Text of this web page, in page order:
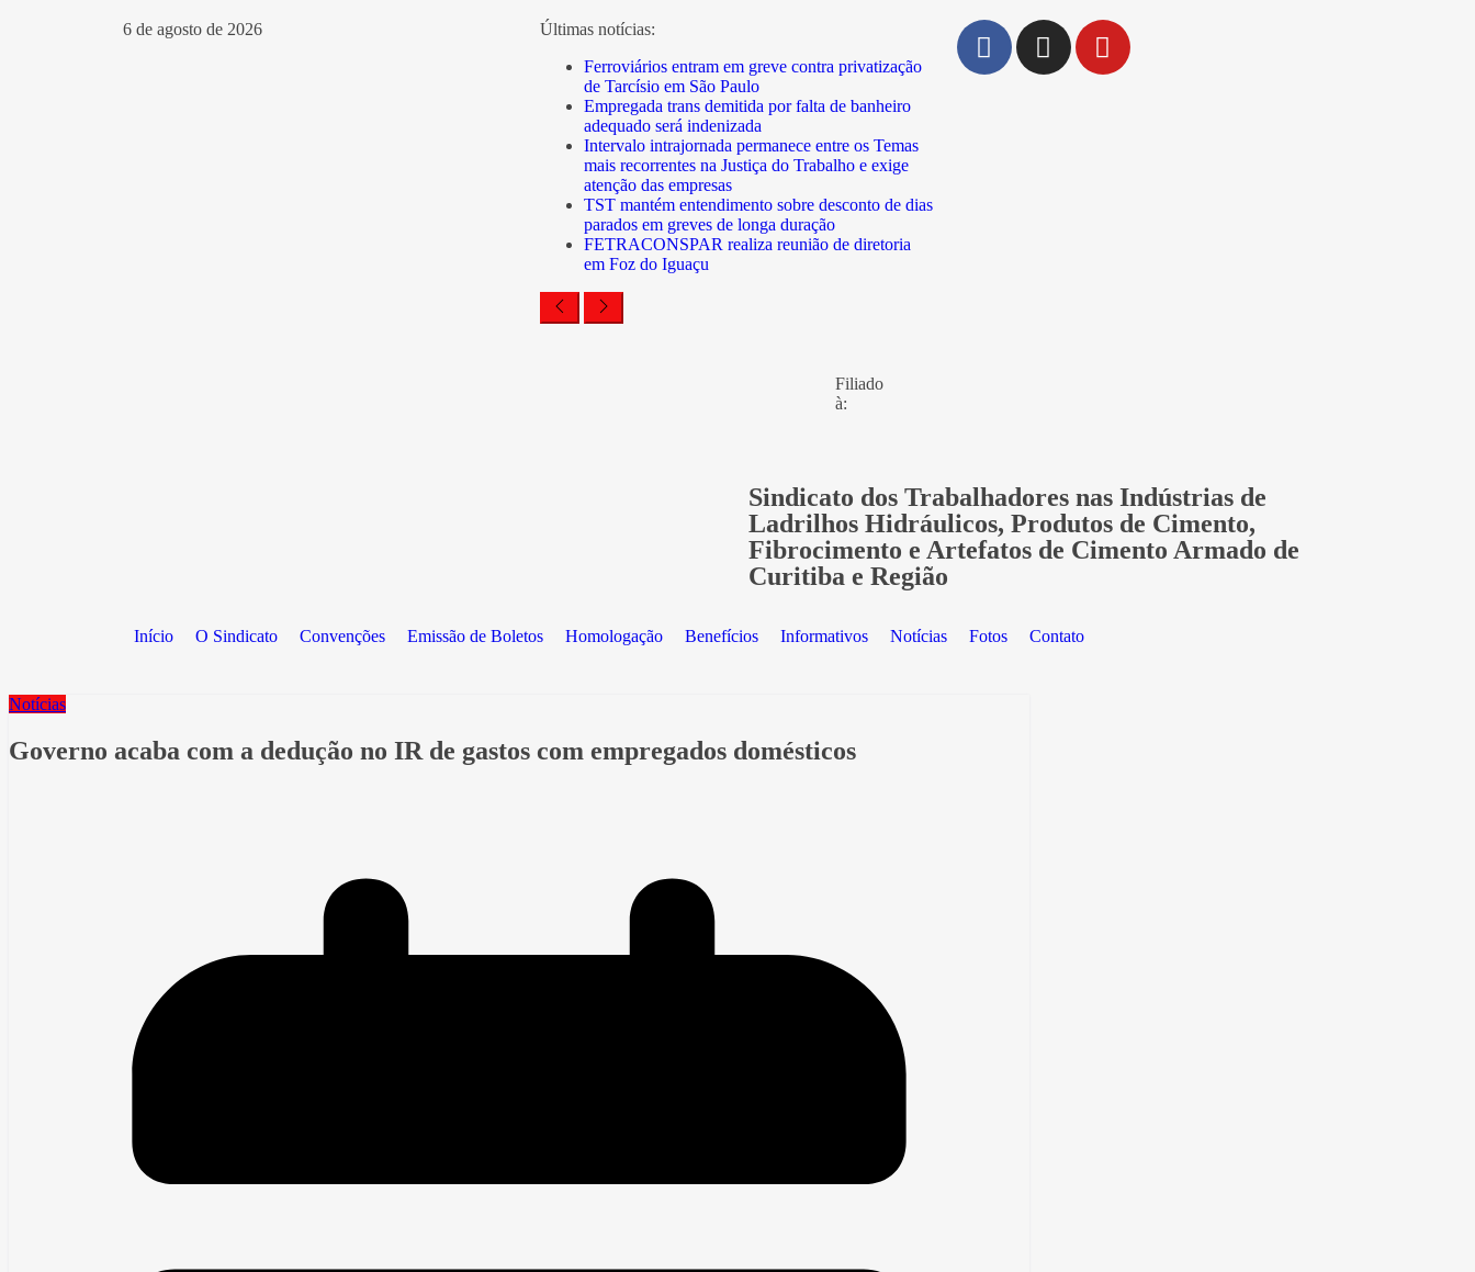
6 de agosto de 2026
Últimas notícias:
Ferroviários entram em greve contra privatização
de Tarcísio em São Paulo
Empregada trans demitida por falta de banheiro
adequado será indenizada
Intervalo intrajornada permanece entre os Temas
mais recorrentes na Justiça do Trabalho e exige
atenção das empresas
TST mantém entendimento sobre desconto de dias
parados em greves de longa duração
FETRACONSPAR realiza reunião de diretoria
em Foz do Iguaçu
Filiado
à:
Sindicato dos Trabalhadores nas Indústrias de
Ladrilhos Hidráulicos, Produtos de Cimento,
Fibrocimento e Artefatos de Cimento Armado de
Curitiba e Região
Início O Sindicato Convenções Emissão de Boletos Homologação Benefícios Informativos Notícias Fotos Contato
Notícias
Governo acaba com a dedução no IR de gastos com empregados domésticos